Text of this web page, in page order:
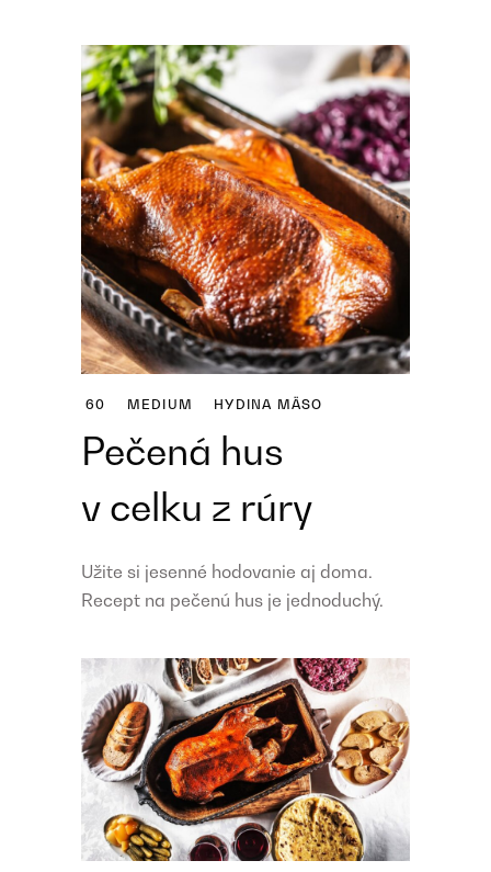
60 MEDIUM HYDINA MÄSO
Pečená hus
v celku z rúry
Užite si jesenné hodovanie aj doma.
Recept na pečenú hus je jednoduchý.